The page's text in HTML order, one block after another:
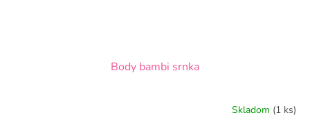
Body bambi srnka
Skladom (1 ks)